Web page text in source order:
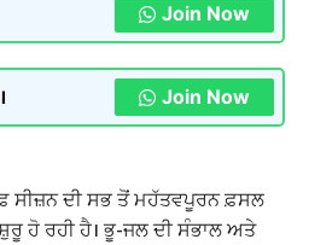
Join Now
Join Now
ਸੀਜ਼ਨ ਦੀ ਸਭ ਤੋਂ ਮਹੱਤਵਪੂਰਨ ਫ਼ਸਲ
ਹੋ ਰਹੀ ਹੈ। ਭੂ-ਜਲ ਦੀ ਸੰਭਾਲ ਅਤੇ